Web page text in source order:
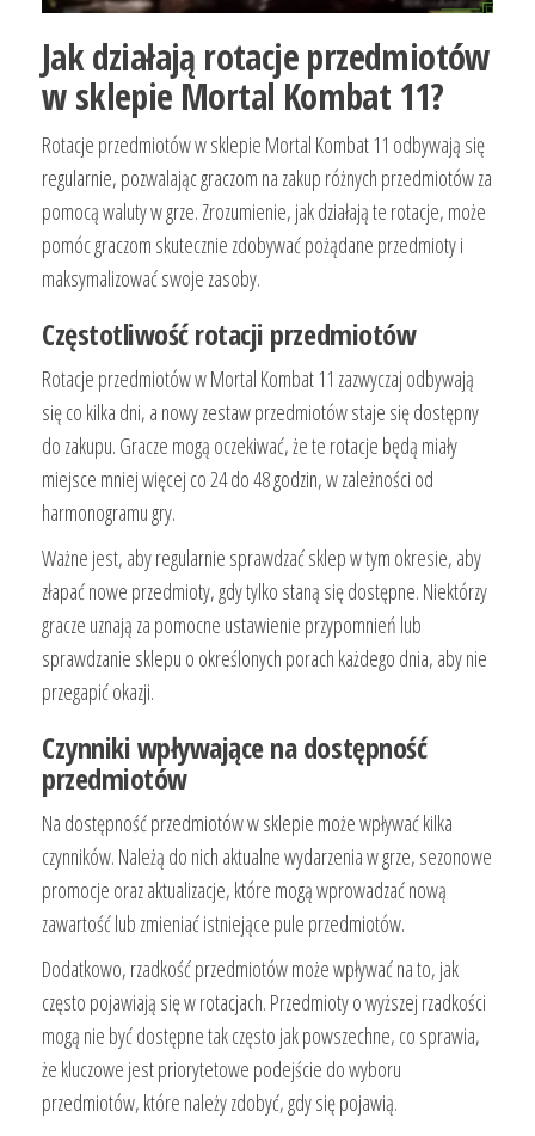
Jak działają rotacje przedmiotów
w sklepie Mortal Kombat 11?
Rotacje przedmiotów w sklepie Mortal Kombat 11 odbywają się
regularnie, pozwalając graczom na zakup różnych przedmiotów za
pomocą waluty w grze. Zrozumienie, jak działają te rotacje, może
pomóc graczom skutecznie zdobywać pożądane przedmioty i
maksymalizować swoje zasoby.
Częstotliwość rotacji przedmiotów
Rotacje przedmiotów w Mortal Kombat 11 zazwyczaj odbywają
się co kilka dni, a nowy zestaw przedmiotów staje się dostępny
do zakupu. Gracze mogą oczekiwać, że te rotacje będą miały
miejsce mniej więcej co 24 do 48 godzin, w zależności od
harmonogramu gry.
Ważne jest, aby regularnie sprawdzać sklep w tym okresie, aby
złapać nowe przedmioty, gdy tylko staną się dostępne. Niektórzy
gracze uznają za pomocne ustawienie przypomnień lub
sprawdzanie sklepu o określonych porach każdego dnia, aby nie
przegapić okazji.
Czynniki wpływające na dostępność
przedmiotów
Na dostępność przedmiotów w sklepie może wpływać kilka
czynników. Należą do nich aktualne wydarzenia w grze, sezonowe
promocje oraz aktualizacje, które mogą wprowadzać nową
zawartość lub zmieniać istniejące pule przedmiotów.
Dodatkowo, rzadkość przedmiotów może wpływać na to, jak
często pojawiają się w rotacjach. Przedmioty o wyższej rzadkości
mogą nie być dostępne tak często jak powszechne, co sprawia,
że kluczowe jest priorytetowe podejście do wyboru
przedmiotów, które należy zdobyć, gdy się pojawią.